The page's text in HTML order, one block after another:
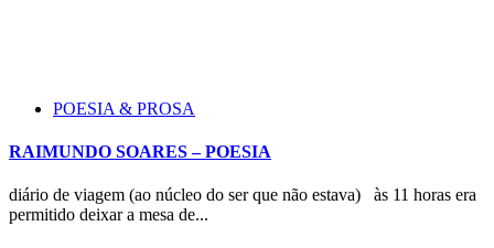
POESIA & PROSA
RAIMUNDO SOARES – POESIA
diário de viagem (ao núcleo do ser que não estava) às 11 horas era
permitido deixar a mesa de...